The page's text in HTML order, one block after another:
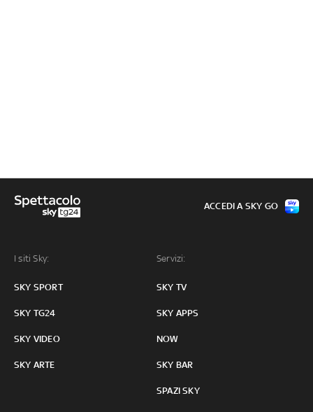
I siti Sky:
SKY SPORT
SKY TG24
SKY VIDEO
SKY ARTE
Servizi:
SKY TV
SKY APPS
NOW
SKY BAR
SPAZI SKY
ACCEDI A SKY GO